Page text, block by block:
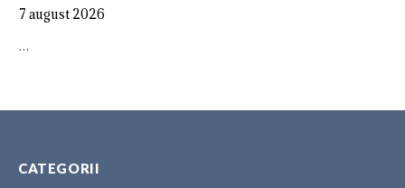
7 august 2026
…
CATEGORII